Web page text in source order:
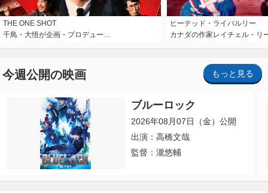
THE ONE SHOT
千鳥・大悟が企画・プロデュー…
ヒーテッド・ライバルリー
カナダの作家レイチェル・リ
今週公開の映画 もっと見る
ブルーロック
2026年08月07日（金）公開
出演：高橋文哉
監督：瀧悠輔